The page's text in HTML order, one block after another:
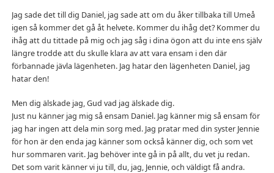
Jag sade det till dig Daniel, jag sade att om du åker tillbaka till Umeå
igen så kommer det gå åt helvete. Kommer du ihåg det? Kommer du
ihåg att du tittade på mig och jag såg i dina ögon att du inte ens själv
längre trodde att du skulle klara av att vara ensam i den där
förbannade jävla lägenheten. Jag hatar den lägenheten Daniel, jag
hatar den!
Men dig älskade jag, Gud vad jag älskade dig.
Just nu känner jag mig så ensam Daniel. Jag känner mig så ensam för
jag har ingen att dela min sorg med. Jag pratar med din syster Jennie
för hon är den enda jag känner som också känner dig, och som vet
hur sommaren varit. Jag behöver inte gå in på allt, du vet ju redan.
Det som varit känner vi ju till, du, jag, Jennie, och väldigt få andra.